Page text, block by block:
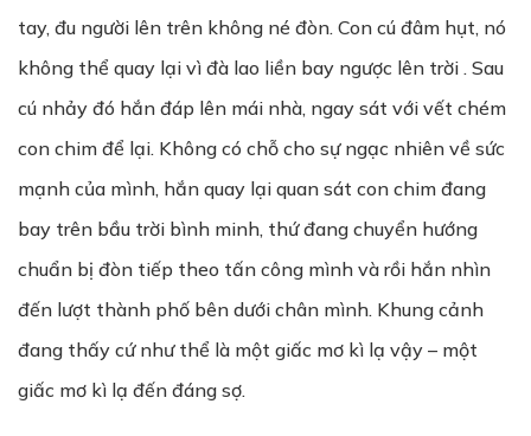
tay, đu người lên trên không né đòn. Con cú đâm hụt, nó
không thể quay lại vì đà lao liền bay ngược lên trời . Sau
cú nhảy đó hắn đáp lên mái nhà, ngay sát với vết chém
con chim để lại. Không có chỗ cho sự ngạc nhiên về sức
mạnh của mình, hắn quay lại quan sát con chim đang
bay trên bầu trời bình minh, thứ đang chuyển hướng
chuẩn bị đòn tiếp theo tấn công mình và rồi hắn nhìn
đến lượt thành phố bên dưới chân mình. Khung cảnh
đang thấy cứ như thể là một giấc mơ kì lạ vậy – một
giấc mơ kì lạ đến đáng sợ.